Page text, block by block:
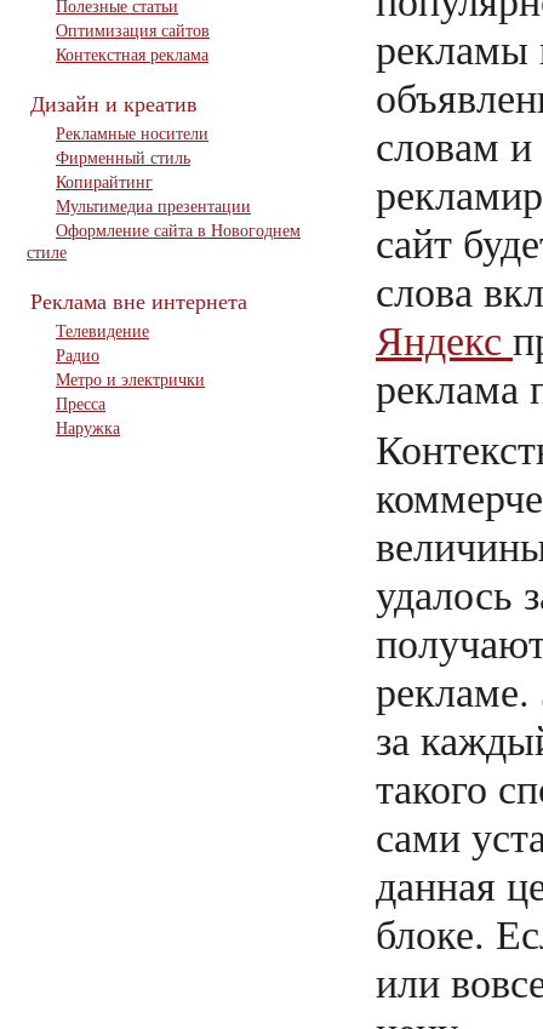
Полезные статьи
Оптимизация сайтов
Контекстная реклама
Дизайн и креатив
Рекламные носители
Фирменный стиль
Копирайтинг
Мультимедиа презентации
Оформление сайта в Новогоднем
стиле
Реклама вне интернета
Телевидение
Радио
Метро и электрички
Пресса
Наружка
рекламы
словам
сайт
слова
Яндекс
реклама
удалось
рекламе.
за
такого
сами
данная
блоке.
или